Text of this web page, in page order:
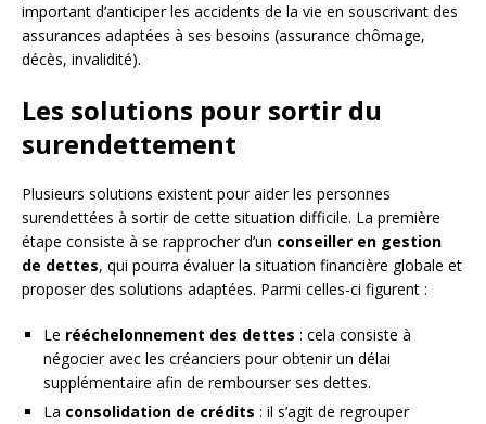
important d’anticiper les accidents de la vie en souscrivant des
assurances adaptées à ses besoins (assurance chômage,
décès, invalidité).
Les solutions pour sortir du
surendettement
Plusieurs solutions existent pour aider les personnes
surendettées à sortir de cette situation difficile. La première
étape consiste à se rapprocher d’un conseiller en gestion
de dettes, qui pourra évaluer la situation financière globale et
proposer des solutions adaptées. Parmi celles-ci figurent :
Le rééchelonnement des dettes : cela consiste à
négocier avec les créanciers pour obtenir un délai
supplémentaire afin de rembourser ses dettes.
La consolidation de crédits : il s’agit de regrouper